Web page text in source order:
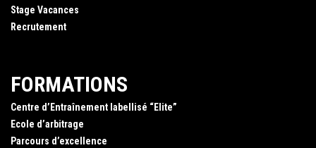
Stage Vacances
Recrutement
FORMATIONS
Centre d’Entraînement labellisé “Elite”
Ecole d’arbitrage
Parcours d’excellence